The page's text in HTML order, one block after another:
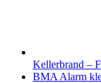
Kellerbrand –
BMA Alarm